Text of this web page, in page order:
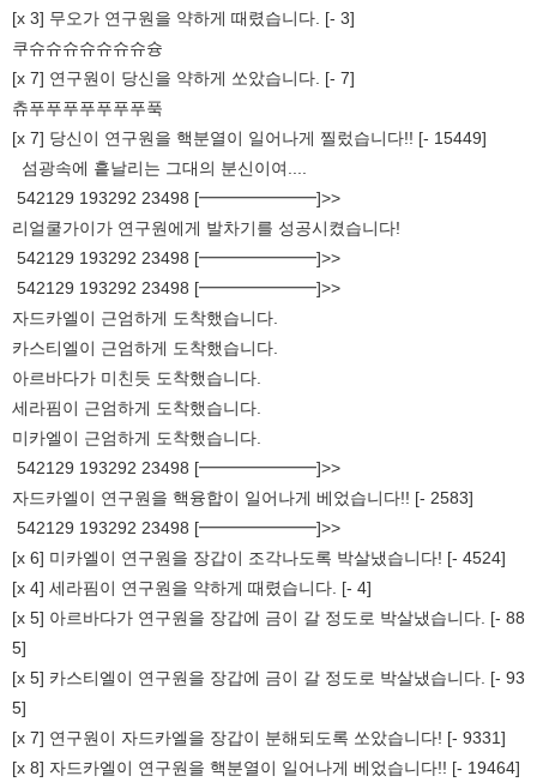
[x 3] 무오가 연구원을 약하게 때렸습니다. [- 3]
쿠슈슈슈슈슈슈슈슝
[x 7] 연구원이 당신을 약하게 쏘았습니다. [- 7]
츄푸푸푸푸푸푸푸푹
[x 7] 당신이 연구원을 핵분열이 일어나게 찔렀습니다!! [- 15449]
섬광속에 흩날리는 그대의 분신이여....
542129 193292 23498 [━━━━━━━]>>
리얼쿨가이가 연구원에게 발차기를 성공시켰습니다!
542129 193292 23498 [━━━━━━━]>>
542129 193292 23498 [━━━━━━━]>>
자드카엘이 근엄하게 도착했습니다.
카스티엘이 근엄하게 도착했습니다.
아르바다가 미친듯 도착했습니다.
세라핌이 근엄하게 도착했습니다.
미카엘이 근엄하게 도착했습니다.
542129 193292 23498 [━━━━━━━]>>
자드카엘이 연구원을 핵융합이 일어나게 베었습니다!! [- 2583]
542129 193292 23498 [━━━━━━━]>>
[x 6] 미카엘이 연구원을 장갑이 조각나도록 박살냈습니다! [- 4524]
[x 4] 세라핌이 연구원을 약하게 때렸습니다. [- 4]
[x 5] 아르바다가 연구원을 장갑에 금이 갈 정도로 박살냈습니다. [- 88
5]
[x 5] 카스티엘이 연구원을 장갑에 금이 갈 정도로 박살냈습니다. [- 93
5]
[x 7] 연구원이 자드카엘을 장갑이 분해되도록 쏘았습니다! [- 9331]
[x 8] 자드카엘이 연구원을 핵분열이 일어나게 베었습니다!! [- 19464]